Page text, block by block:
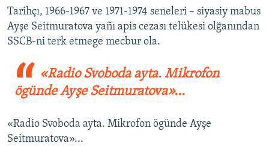
Tarihçı, 1966-1967 ve 1971-1974 seneleri – siyasiy mabus
Ayşe Seitmuratova yañı apis cezası telükesi olğanından
SSCB-ni terk etmege mecbur ola.
«Radio Svoboda ayta. Mikrofon
ögünde Ayşe Seitmuratova»...
«Radio Svoboda ayta. Mikrofon ögünde Ayşe
Seitmuratova»...